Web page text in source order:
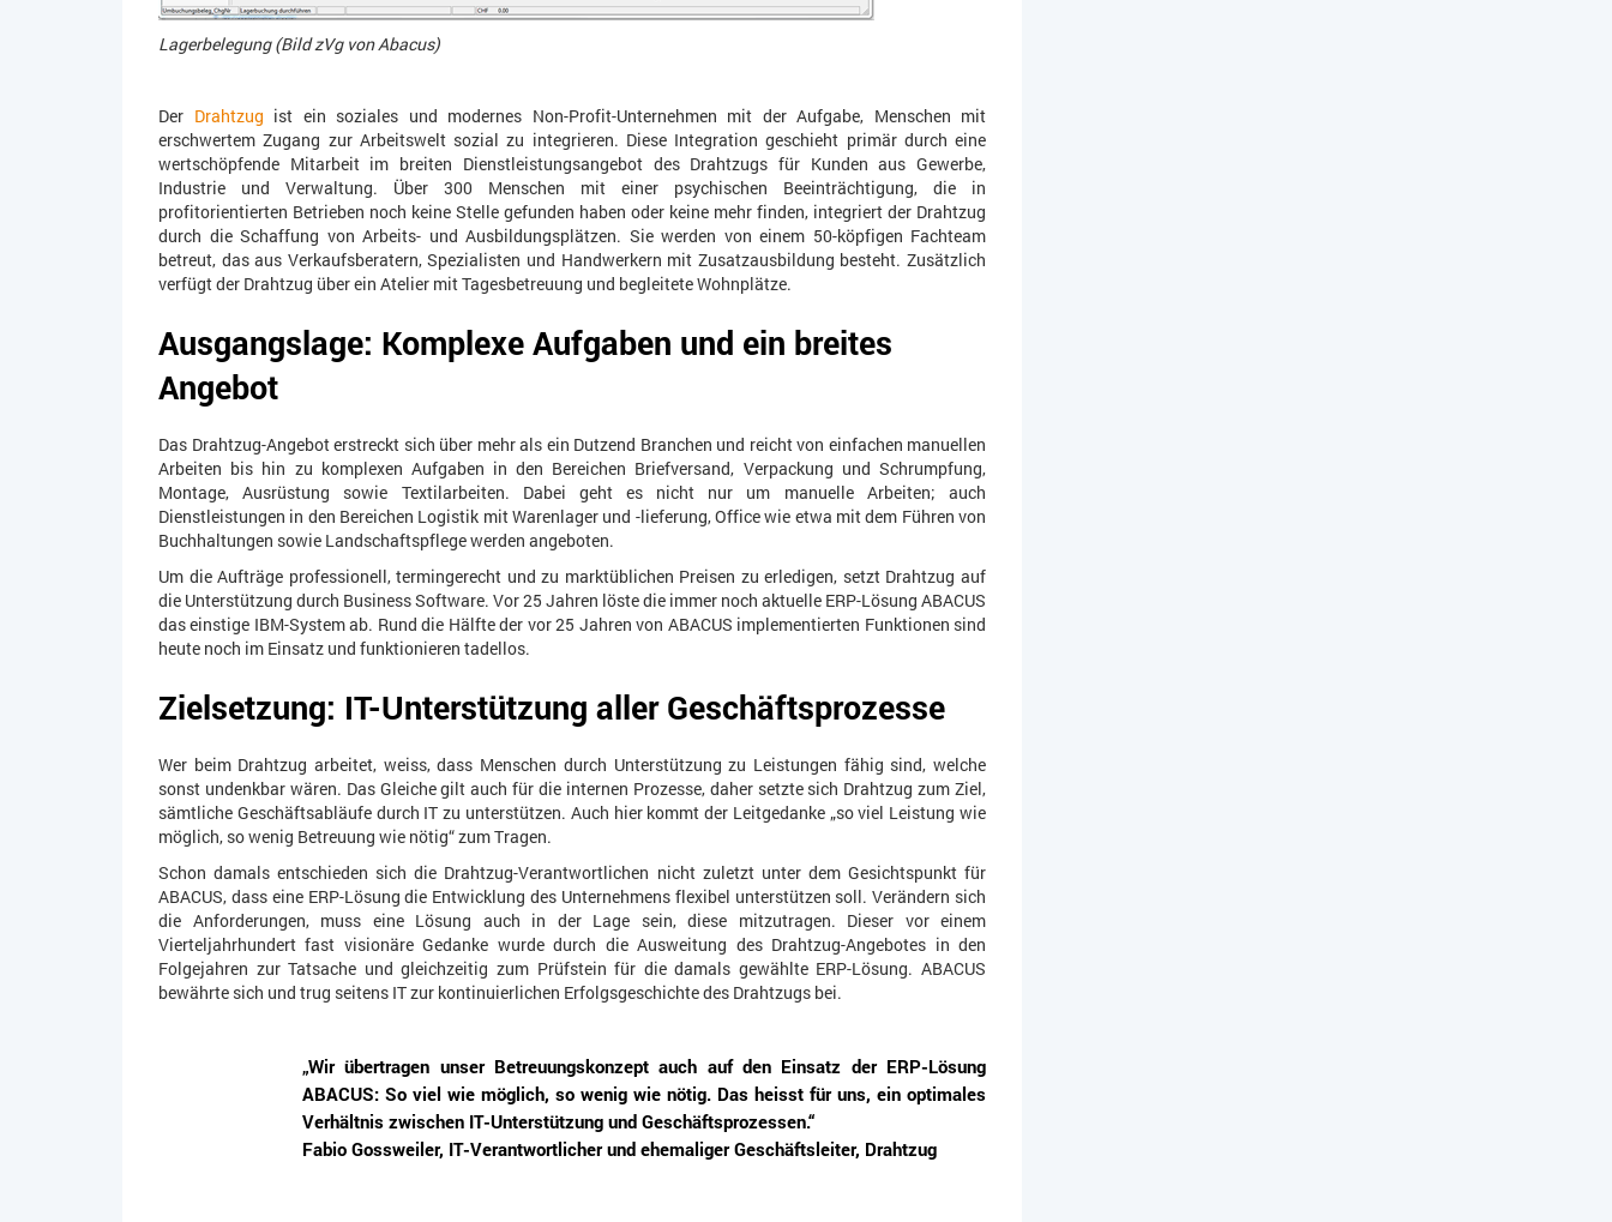
Lagerbelegung (Bild zVg von Abacus)
Der Drahtzug ist ein soziales und modernes Non-Profit-Unternehmen mit der Aufgabe, Menschen mit
erschwertem Zugang zur Arbeitswelt sozial zu integrieren. Diese Integration geschieht primär durch eine
wertschöpfende Mitarbeit im breiten Dienstleistungsangebot des Drahtzugs für Kunden aus Gewerbe,
Industrie und Verwaltung. Über 300 Menschen mit einer psychischen Beeinträchtigung, die in
profitorientierten Betrieben noch keine Stelle gefunden haben oder keine mehr finden, integriert der Drahtzug
durch die Schaffung von Arbeits- und Ausbildungsplätzen. Sie werden von einem 50-köpfigen Fachteam
betreut, das aus Verkaufsberatern, Spezialisten und Handwerkern mit Zusatzausbildung besteht. Zusätzlich
verfügt der Drahtzug über ein Atelier mit Tagesbetreuung und begleitete Wohnplätze.
Ausgangslage: Komplexe Aufgaben und ein breites
Angebot
Das Drahtzug-Angebot erstreckt sich über mehr als ein Dutzend Branchen und reicht von einfachen manuellen
Arbeiten bis hin zu komplexen Aufgaben in den Bereichen Briefversand, Verpackung und Schrumpfung,
Montage, Ausrüstung sowie Textilarbeiten. Dabei geht es nicht nur um manuelle Arbeiten; auch
Dienstleistungen in den Bereichen Logistik mit Warenlager und -lieferung, Office wie etwa mit dem Führen von
Buchhaltungen sowie Landschaftspflege werden angeboten.
Um die Aufträge professionell, termingerecht und zu marktüblichen Preisen zu erledigen, setzt Drahtzug auf
die Unterstützung durch Business Software. Vor 25 Jahren löste die immer noch aktuelle ERP-Lösung ABACUS
das einstige IBM-System ab. Rund die Hälfte der vor 25 Jahren von ABACUS implementierten Funktionen sind
heute noch im Einsatz und funktionieren tadellos.
Zielsetzung: IT-Unterstützung aller Geschäftsprozesse
Wer beim Drahtzug arbeitet, weiss, dass Menschen durch Unterstützung zu Leistungen fähig sind, welche
sonst undenkbar wären. Das Gleiche gilt auch für die internen Prozesse, daher setzte sich Drahtzug zum Ziel,
sämtliche Geschäftsabläufe durch IT zu unterstützen. Auch hier kommt der Leitgedanke „so viel Leistung wie
möglich, so wenig Betreuung wie nötig“ zum Tragen.
Schon damals entschieden sich die Drahtzug-Verantwortlichen nicht zuletzt unter dem Gesichtspunkt für
ABACUS, dass eine ERP-Lösung die Entwicklung des Unternehmens flexibel unterstützen soll. Verändern sich
die Anforderungen, muss eine Lösung auch in der Lage sein, diese mitzutragen. Dieser vor einem
Vierteljahrhundert fast visionäre Gedanke wurde durch die Ausweitung des Drahtzug-Angebotes in den
Folgejahren zur Tatsache und gleichzeitig zum Prüfstein für die damals gewählte ERP-Lösung. ABACUS
bewährte sich und trug seitens IT zur kontinuierlichen Erfolgsgeschichte des Drahtzugs bei.
„Wir übertragen unser Betreuungskonzept auch auf den Einsatz der ERP-Lösung
ABACUS: So viel wie möglich, so wenig wie nötig. Das heisst für uns, ein optimales
Verhältnis zwischen IT-Unterstützung und Geschäftsprozessen.“
Fabio Gossweiler, IT-Verantwortlicher und ehemaliger Geschäftsleiter, Drahtzug